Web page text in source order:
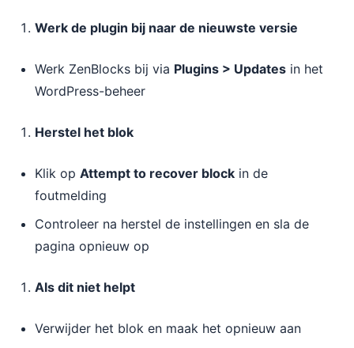
Werk de plugin bij naar de nieuwste versie
Werk ZenBlocks bij via Plugins > Updates in het
WordPress-beheer
Herstel het blok
Klik op Attempt to recover block in de
foutmelding
Controleer na herstel de instellingen en sla de
pagina opnieuw op
Als dit niet helpt
Verwijder het blok en maak het opnieuw aan